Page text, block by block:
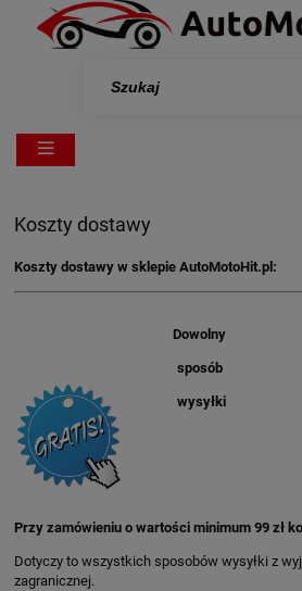
Koszty dostawy
Koszty dostawy w sklepie AutoMotoHit.pl:
Dowolny
sposób
wysyłki
Przy zamówieniu o wartości minimum 99 zł
Dotyczy to wszystkich sposobów wysyłki z
zagranicznej.